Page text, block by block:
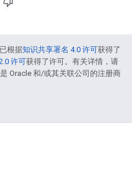
根据知识共享署名 4.0 许可获得了
许可获得了许可。有关详情，请
Oracle 和/或其关联公司的注册商